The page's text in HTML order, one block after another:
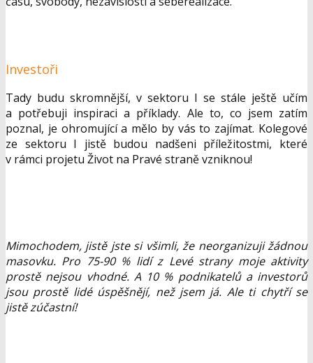
Investoři
Tady budu skromnější, v sektoru I se stále ještě učím
a potřebuji inspiraci a příklady. Ale to, co jsem zatím
poznal, je ohromující a mělo by vás to zajímat. Kolegové
ze sektoru I jistě budou nadšeni příležitostmi, které
v rámci projetu Život na Pravé straně vzniknou!
Mimochodem, jistě jste si všimli, že neorganizuji žádnou
masovku. Pro 75-90 % lidí z Levé strany moje aktivity
prostě nejsou vhodné. A 10 % podnikatelů a investorů
jsou prostě lidé úspěšnějí, než jsem já. Ale ti chytří se
jistě zúčastní!